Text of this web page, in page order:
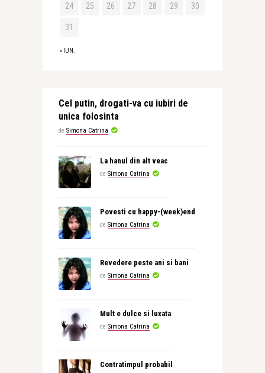
« IUN.
24 25 26 27 28 29 30
31
Cel putin, drogati-va cu iubiri de
unica folosinta
de Simona Catrina
La hanul din alt veac
de Simona Catrina
Povesti cu happy-(week)end
de Simona Catrina
Revedere peste ani si bani
de Simona Catrina
Mult e dulce si luxata
de Simona Catrina
Contratimpul probabil